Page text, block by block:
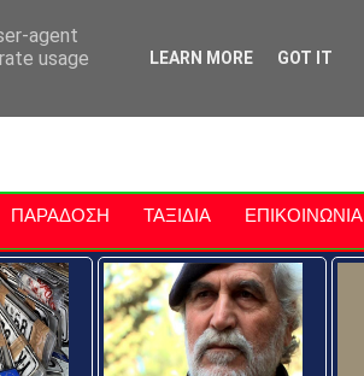
Polis
ΠΑΡΑΔΟΣΗ ΤΑΞΙΔΙΑ ΕΠΙΚΟΙΝΩΝΙΑ
agent
usage
LEARN MORE GOT IT